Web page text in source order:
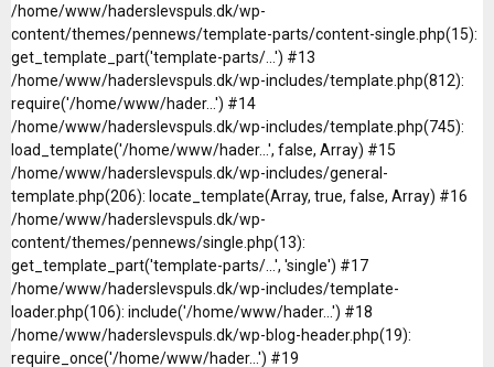
/home/www/haderslevspuls.dk/wp-
content/themes/pennews/template-parts/content-single.php(15):
get_template_part('template-parts/...') #13
/home/www/haderslevspuls.dk/wp-includes/template.php(812):
require('/home/www/hader...') #14
/home/www/haderslevspuls.dk/wp-includes/template.php(745):
load_template('/home/www/hader...', false, Array) #15
/home/www/haderslevspuls.dk/wp-includes/general-
template.php(206): locate_template(Array, true, false, Array) #16
/home/www/haderslevspuls.dk/wp-
content/themes/pennews/single.php(13):
get_template_part('template-parts/...', 'single') #17
/home/www/haderslevspuls.dk/wp-includes/template-
loader.php(106): include('/home/www/hader...') #18
/home/www/haderslevspuls.dk/wp-blog-header.php(19):
require_once('/home/www/hader...') #19